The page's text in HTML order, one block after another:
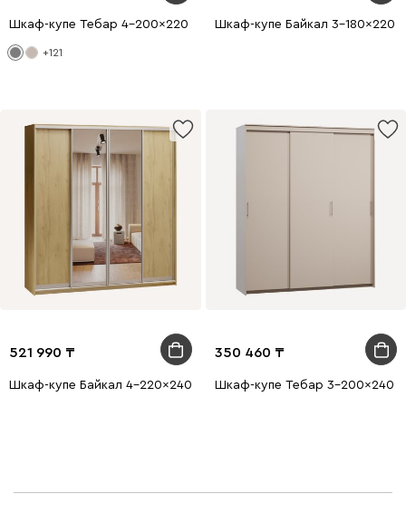
Шкаф-купе Тебар 4-200x220 Графитовый 2 зеркала
+121
Шкаф-купе Байкал 3-180x220
521 990
Шкаф-купе Байкал 4-220x240 Дуб Золотистый 2 зеркала
350 460
Шкаф-купе Тебар 3-200x240